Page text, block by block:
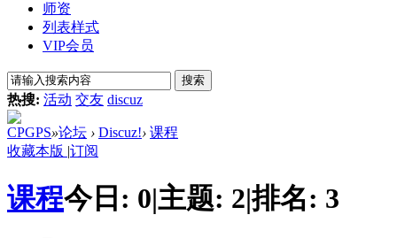
师资
列表样式
VIP会员
搜索
热搜: 活动 交友 discuz
CPGPS»论坛 › Discuz!› 课程
收藏本版 |订阅
课程今日: 0|主题: 2|排名: 3